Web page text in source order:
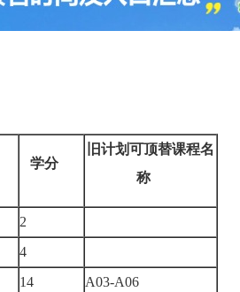
学分
旧计划可顶替课程名
称
2
4
14
A03-A06